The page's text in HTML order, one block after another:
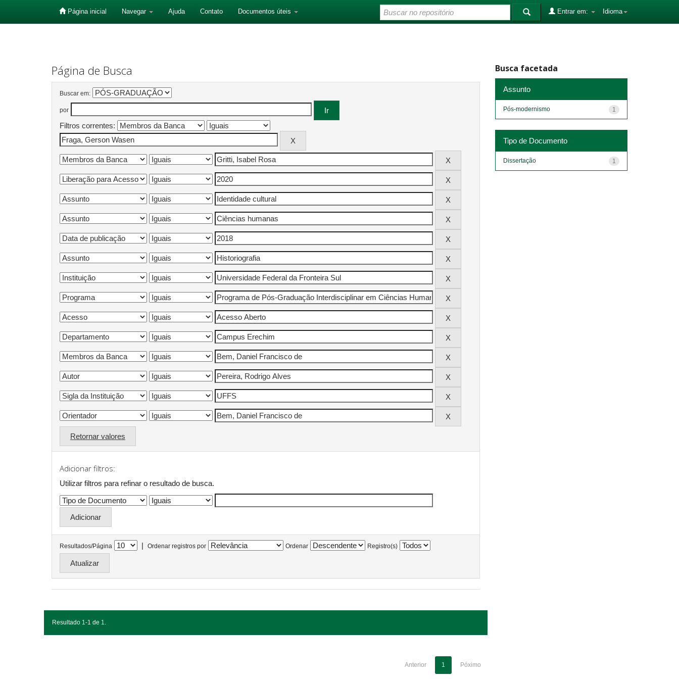
Página inicial Navegar Ajuda Contato Documentos úteis Idioma
Entrar em:
Página de Busca
Buscar em:
por
Filtros correntes:
Retornar valores
Adicionar filtros:
Utilizar filtros para refinar o resultado de busca.
Resultados/Página | Ordenar registros por Ordenar Registro(s)
Resultado 1-1 de 1.
Anterior 1 Póximo
Busca facetada
Assunto
1
Pós-modernismo
Tipo de Documento
1
Dissertação